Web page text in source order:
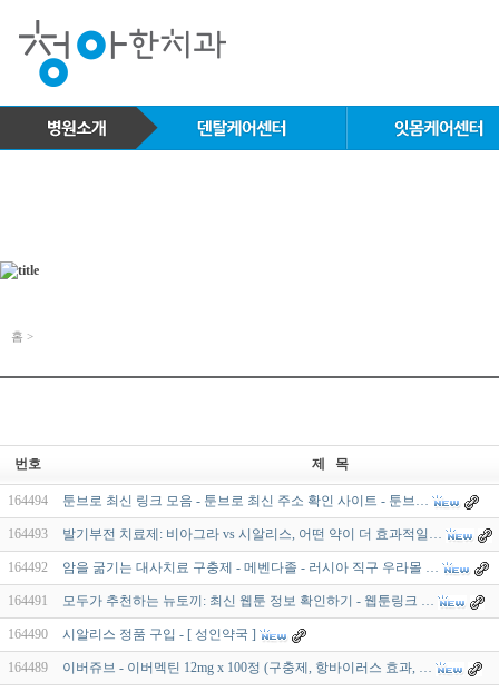
홈 >
번호 제 목
164494 툰브로 최신 링크 모음 - 툰브로 최신 주소 확인 사이트 - 툰브…
164493 발기부전 치료제: 비아그라 vs 시알리스, 어떤 약이 더 효과적일…
164492 암을 굶기는 대사치료 구충제 - 메벤다졸 - 러시아 직구 우라몰 …
164491 모두가 추천하는 뉴토끼: 최신 웹툰 정보 확인하기 - 웹툰링크 …
164490 시알리스 정품 구입 - [ 성인약국 ]
164489 이버쥬브 - 이버멕틴 12mg x 100정 (구충제, 항바이러스 효과, …